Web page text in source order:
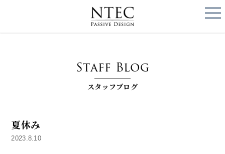
Staff Blog
スタッフブログ
夏休み
2023.8.10